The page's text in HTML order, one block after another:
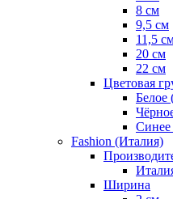
8 см
9,5 см
11,5
20 см
22 см
Цветовая
Белое
Синее
Fashion (Италия)
Ширина